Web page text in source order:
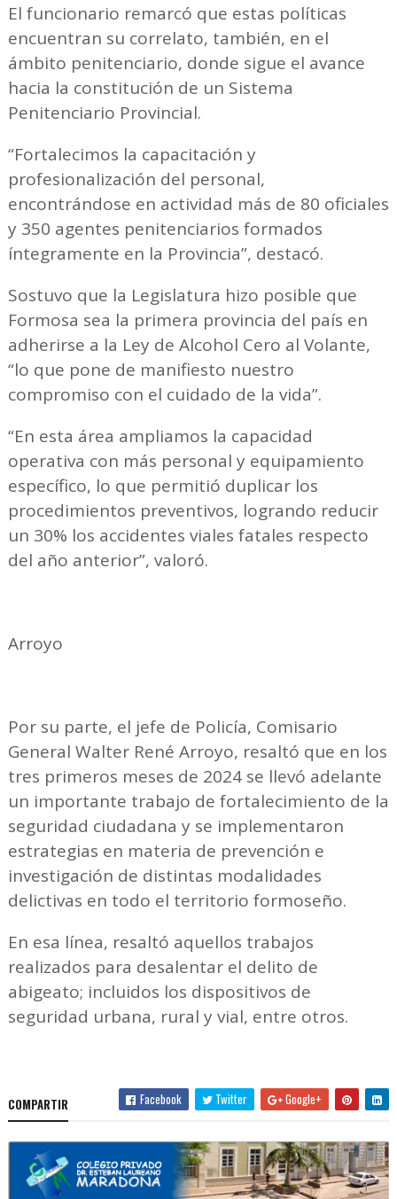
El funcionario remarcó que estas políticas
encuentran su correlato, también, en el
ámbito penitenciario, donde sigue el avance
hacia la constitución de un Sistema
Penitenciario Provincial.
“Fortalecimos la capacitación y
profesionalización del personal,
encontrándose en actividad más de 80 oficiales
y 350 agentes penitenciarios formados
íntegramente en la Provincia”, destacó.
Sostuvo que la Legislatura hizo posible que
Formosa sea la primera provincia del país en
adherirse a la Ley de Alcohol Cero al Volante,
“lo que pone de manifiesto nuestro
compromiso con el cuidado de la vida”.
“En esta área ampliamos la capacidad
operativa con más personal y equipamiento
específico, lo que permitió duplicar los
procedimientos preventivos, logrando reducir
un 30% los accidentes viales fatales respecto
del año anterior”, valoró.
Arroyo
Por su parte, el jefe de Policía, Comisario
General Walter René Arroyo, resaltó que en los
tres primeros meses de 2024 se llevó adelante
un importante trabajo de fortalecimiento de la
seguridad ciudadana y se implementaron
estrategias en materia de prevención e
investigación de distintas modalidades
delictivas en todo el territorio formoseño.
En esa línea, resaltó aquellos trabajos
realizados para desalentar el delito de
abigeato; incluidos los dispositivos de
seguridad urbana, rural y vial, entre otros.
COMPARTIR Facebook Twitter Google+